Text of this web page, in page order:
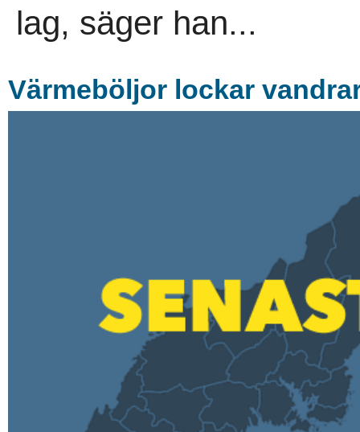
lag, säger han...
Värmeböljor lockar